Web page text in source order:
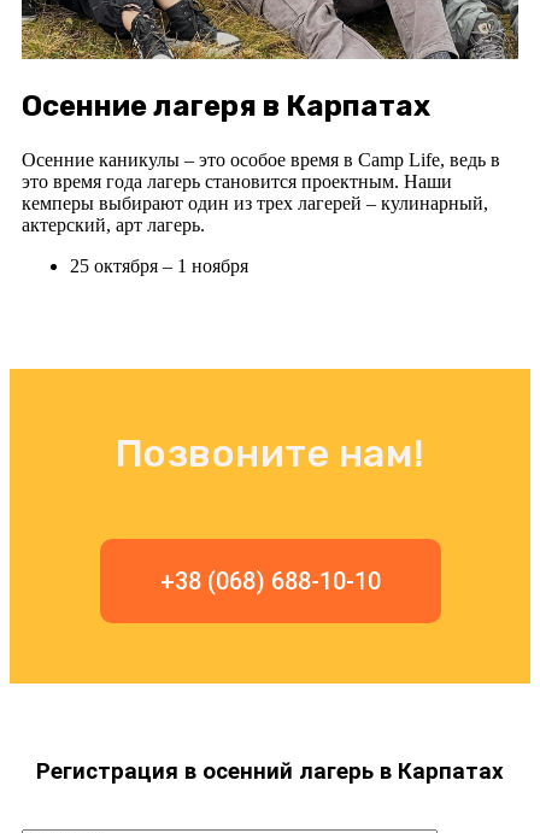
Осенние лагеря в Карпатах
Осенние каникулы – это особое время в Camp Life, ведь в
это время года лагерь становится проектным. Наши
кемперы выбирают один из трех лагерей – кулинарный,
актерский, арт лагерь.
25 октября – 1 ноября
Позвоните нам!
+38 (068) 688-10-10
Регистрация в осенний лагерь в Карпатах